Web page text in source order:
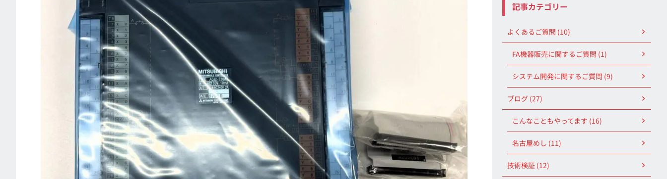
記事カテゴリー
よくあるご質問 (10)
FA機器販売に関するご質問 (1)
システム開発に関するご質問 (9)
ブログ (27)
こんなこともやってます (16)
名古屋めし (11)
技術検証 (12)